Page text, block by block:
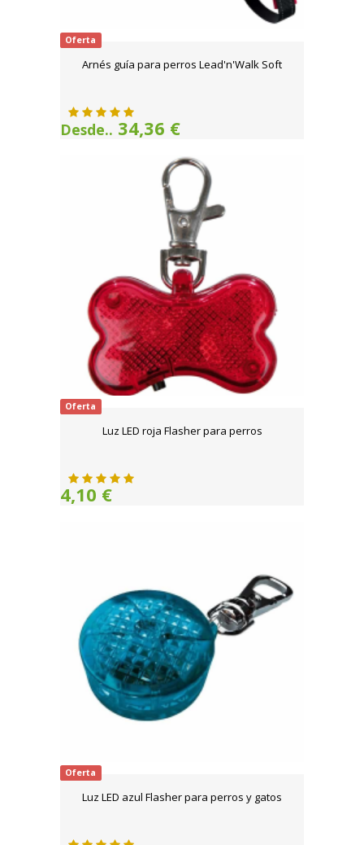
Oferta
Arnés guía para perros Lead'n'Walk Soft
Desde.. 34,36 €
Oferta
Luz LED roja Flasher para perros
4,10 €
Oferta
Luz LED azul Flasher para perros y gatos